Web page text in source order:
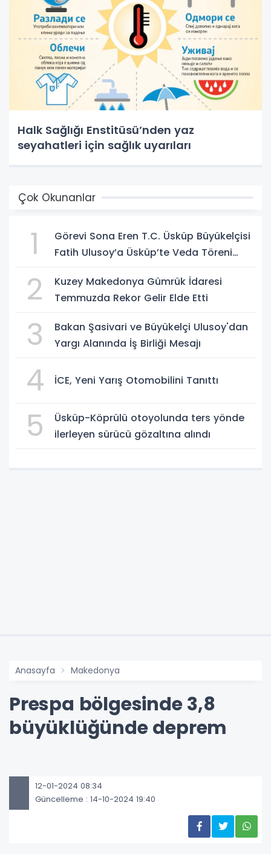
Halk Sağlığı Enstitüsü’nden yaz
seyahatleri için sağlık uyarıları
Çok Okunanlar
1
Görevi Sona Eren T.C. Üsküp Büyükelçisi
Fatih Ulusoy’a Üsküp’te Veda Töreni
2
Kuzey Makedonya Gümrük İdaresi
Temmuzda Rekor Gelir Elde Etti
3
Bakan Şasivari ve Büyükelçi Ulusoy'dan
Yargı Alanında İş Birliği Mesajı
4 İCE, Yeni Yarış Otomobilini Tanıttı
5
Üsküp-Köprülü otoyolunda ters yönde
ilerleyen sürücü gözaltına alındı
Anasayfa Makedonya
Prespa bölgesinde 3,8
büyüklüğünde deprem
12-01-2024 08:34
Güncelleme : 14-10-2024 19:40